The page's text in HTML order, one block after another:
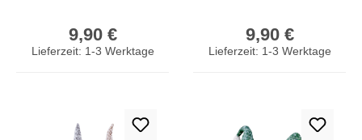
Weiß
Weihnachtsdeko
9,90 €
Lieferzeit: 1-3 Werktage
Weihnachtsdeko
Tischdeko
9,90 €
Lieferzeit: 1-3 Werktage